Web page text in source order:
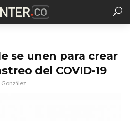
se unen para crear
del COVID-19